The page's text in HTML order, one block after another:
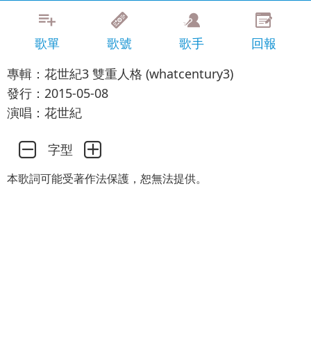
歌單 歌號 歌手
回報
專輯：花世紀3 雙重人格 (whatcentury3)
發行：2015-05-08
演唱：花世紀
字型
本歌詞可能受著作法保護，恕無法提供。